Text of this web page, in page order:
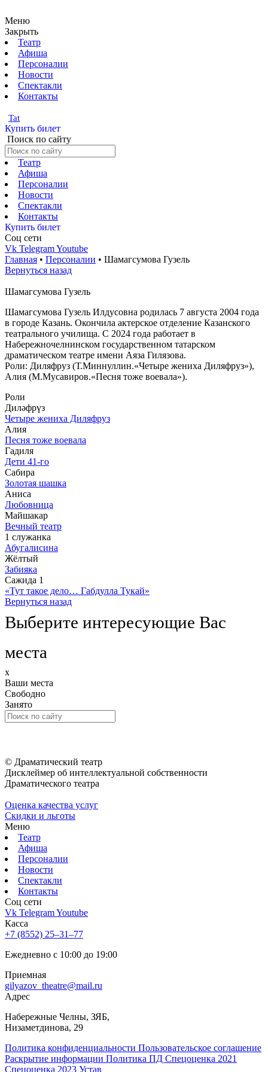
Меню
Закрыть
Театр
Афиша
Персоналии
Новости
Спектакли
Контакты
Tat
Купить билет
Поиск по сайту
Театр
Афиша
Персоналии
Новости
Спектакли
Контакты
Купить билет
Соц cети
Vk TelegramYoutube
Главная • Персоналии • Шамагсумова Гузель
Вернуться назад
Шамагсумова Гузель
Шамагсумова Гузель Илдусовна родилась 7 августа 2004 года
в городе Казань. Окончила актерское отделение Казанского
театрального училища. С 2024 года работает в
Набережночелнинском государственном татарском
драматическом театре имени Аяза Гилязова.
Роли: Диляфруз (Т.Миннуллин.«Четыре жениха Диляфруз»),
Алия (М.Мусавиров.«Песня тоже воевала»).
Роли
Диләфрүз
Четыре жениха Диляфруз
Алия
Песня тоже воевала
Гадиля
Дети 41-го
Сабира
Золотая шашка
Аниса
Любовница
Майшакар
Вечный театр
1 служанка
Абугалисина
Жёлтый
Забияка
Сажида 1
«Тут такое дело… Габдулла Тукай»
Вернуться назад
Выберите интересующие Вас
места
x
Ваши места
Свободно
Занято
© Драматический театр
Дисклеймер об интеллектуальной собственности
Драматического театра
Оценка качества услуг
Скидки и льготы
Меню
Театр
Афиша
Персоналии
Новости
Спектакли
Контакты
Соц cети
Vk TelegramYoutube
Касса
+7 (8552) 25‒31‒77
Ежедневно с 10:00 до 19:00
Приемная
gilyazov_theatre@mail.ru
Адрес
​Набережные Челны, ЗЯБ,
Низаметдинова, 29
Политика конфиденциальности Пользовательское соглашение
Раскрытие информации Политика ПД Спецоценка 2021
Спецоценка 2023 Устав